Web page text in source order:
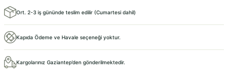
Ort. 2-3 iş gününde teslim edilir (Cumartesi dahil)
Kapıda Ödeme ve Havale seçeneği yoktur.
Kargolarınız Gaziantep’den gönderilmektedir.